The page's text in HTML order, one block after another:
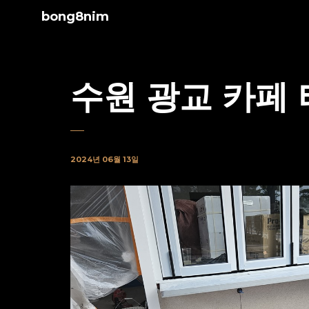
bong8nim
수원 광교 카페
2024년 06월 13일